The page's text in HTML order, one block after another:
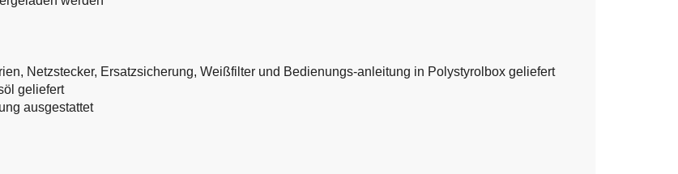
Netzstecker, Ersatzsicherung, Weißfilter und Bedienungs-anleitung in Polystyrolbox geliefert
geliefert
ausgestattet